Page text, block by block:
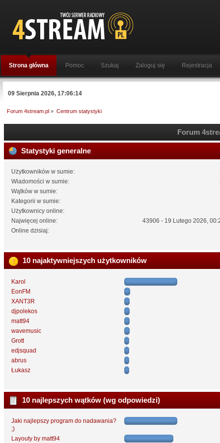
Strona główna Pomoc Szukaj Zaloguj się Rejestracja
09 Sierpnia 2026, 17:06:14
Forum 4stream.pl » Centrum statystyki
Forum
Statystyki generalne
Użytkowników w sumie:
Wiadomości w sumie:
Wątków w sumie:
Kategorii w sumie:
Użytkownicy online:
Najwięcej online:
43906 - 19 Lutego 2026,
Online dzisiaj:
10 najaktywniejszych użytkowników
Karol
EonFM
XANT3R
djpolekos
matt94
wavemusic
Grott
edjsquad
abrus
Łukasz
10 najlepszych wątków (wg odpowiedzi)
Jaki najlepszy program do nadawania?
;)
Layouty by matt94